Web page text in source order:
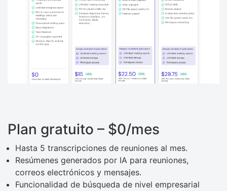
Plan gratuito – $0/mes
Hasta 5 transcripciones de reuniones al mes.
Resúmenes generados por IA para reuniones,
correos electrónicos y mensajes.
Funcionalidad de búsqueda de nivel empresarial